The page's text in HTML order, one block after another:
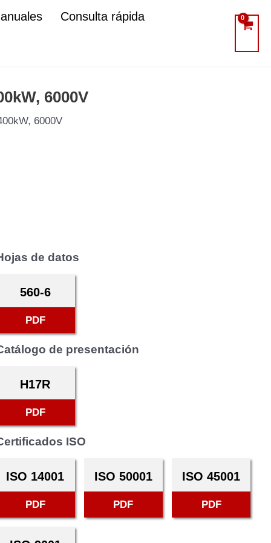
Consulta rápida
6000V
6000V
de datos
560-6
PDF
de presentación
H17R
PDF
ISO
ISO 14001
PDF
ISO 50001
PDF
ISO 45001
PDF